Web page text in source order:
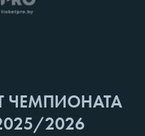
ЧЕМПИОНАТА
2026